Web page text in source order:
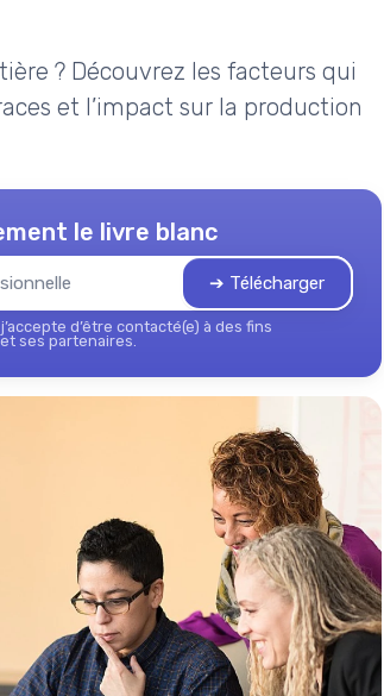
? Découvrez les facteurs qui
et l’impact sur la production
le livre blanc
➔ Télécharger
d’être contacté(e) à des fins
ses partenaires.